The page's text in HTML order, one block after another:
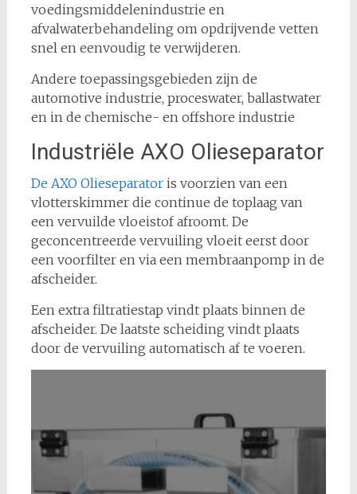
voedingsmiddelenindustrie en
afvalwaterbehandeling om opdrijvende vetten
snel en eenvoudig te verwijderen.
Andere toepassingsgebieden zijn de
automotive industrie, proceswater, ballastwater
en in de chemische- en offshore industrie
Industriële AXO Olieseparator
De AXO Olieseparatoris voorzien van een
vlotterskimmer die continue de toplaag van
een vervuilde vloeistof afroomt. De
geconcentreerde vervuiling vloeit eerst door
een voorfilter en via een membraanpomp in de
afscheider.
Een extra filtratiestap vindt plaats binnen de
afscheider. De laatste scheiding vindt plaats
door de vervuiling automatisch af te voeren.